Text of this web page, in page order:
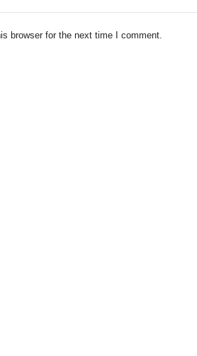
browser for the next time I comment.